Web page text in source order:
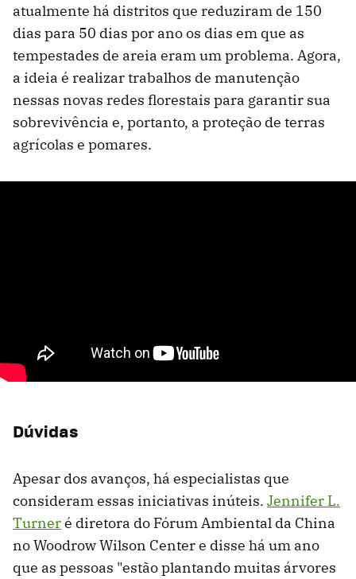
atualmente há distritos que reduziram de 150
dias para 50 dias por ano os dias em que as
tempestades de areia eram um problema. Agora,
a ideia é realizar trabalhos de manutenção
nessas novas redes florestais para garantir sua
sobrevivência e, portanto, a proteção de terras
agrícolas e pomares.
Dúvidas
Apesar dos avanços, há especialistas que
consideram essas iniciativas inúteis. Jennifer L.
Turneré diretora do Fórum Ambiental da China
no Woodrow Wilson Center e disse há um ano
que as pessoas "estão plantando muitas árvores